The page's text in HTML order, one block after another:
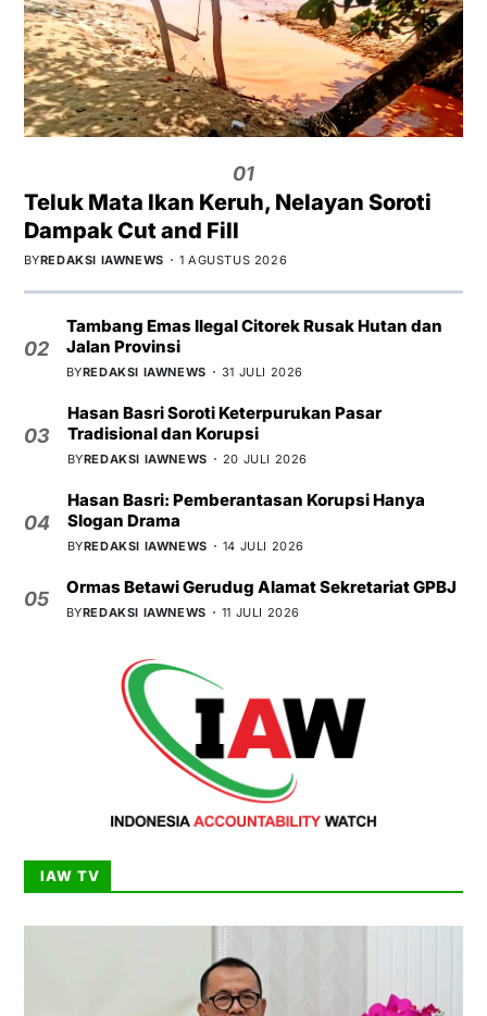
01
Teluk Mata Ikan Keruh, Nelayan Soroti
Dampak Cut and Fill
BYREDAKSI IAWNEWS 1 AGUSTUS 2026
02
Tambang Emas Ilegal Citorek Rusak Hutan dan
Jalan Provinsi
BYREDAKSI IAWNEWS 31 JULI 2026
03
Hasan Basri Soroti Keterpurukan Pasar
Tradisional dan Korupsi
BYREDAKSI IAWNEWS 20 JULI 2026
04
Hasan Basri: Pemberantasan Korupsi Hanya
Slogan Drama
BYREDAKSI IAWNEWS 14 JULI 2026
05
Ormas Betawi Gerudug Alamat Sekretariat GPBJ
BYREDAKSI IAWNEWS 11 JULI 2026
IAW TV